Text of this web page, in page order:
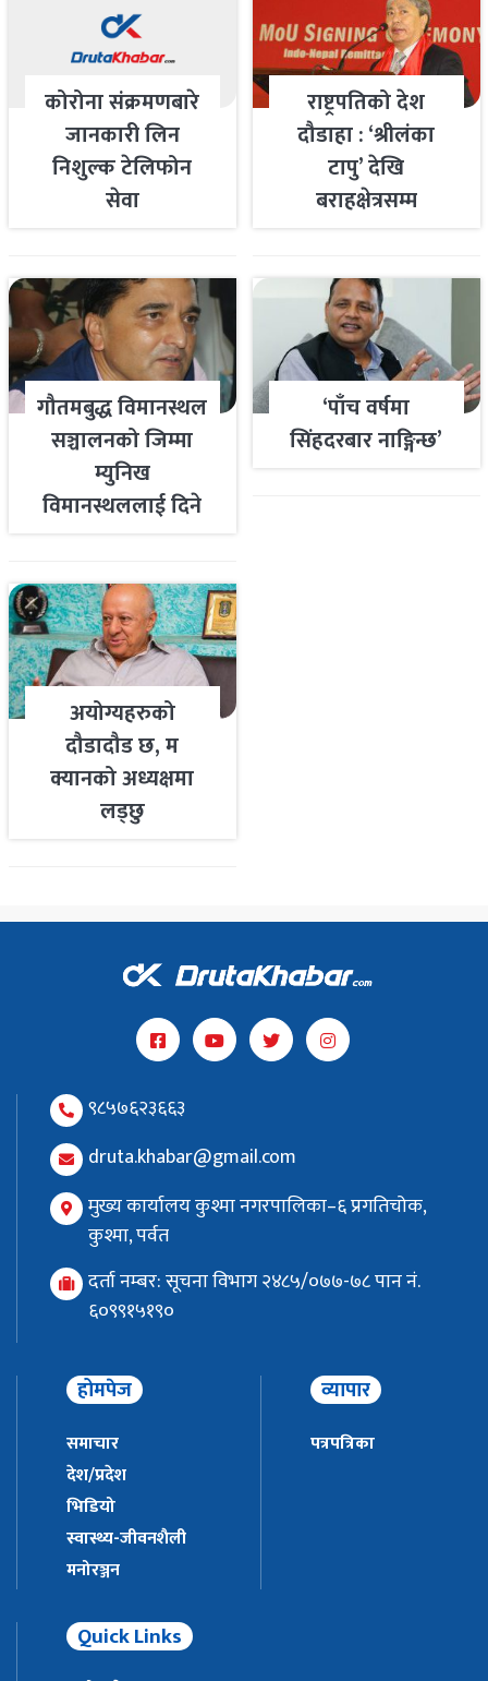
कोरोना संक्रमणबारे
जानकारी लिन
निशुल्क टेलिफोन
सेवा
राष्ट्रपतिको देश
दौडाहा : ‘श्रीलंका
टापु’ देखि
बराहक्षेत्रसम्म
गौतमबुद्ध विमानस्थल
सञ्चालनको जिम्मा
म्युनिख
विमानस्थललाई दिने
‘पाँच वर्षमा
सिंहदरबार नाङ्गिन्छ’
अयोग्यहरुको
दौडादौड छ, म
क्यानको अध्यक्षमा
लड्छु
९८५७६२३६६३
druta.khabar@gmail.com
मुख्य कार्यालय कुश्मा नगरपालिका–६ प्रगतिचोक,
कुश्मा, पर्वत
दर्ता नम्बर: सूचना विभाग २४८५/०७७-७८ पान नं.
६०९९१५१९०
होमपेज
समाचार
देश/प्रदेश
भिडियो
स्वास्थ्य-जीवनशैली
मनोरञ्जन
व्यापार
पत्रपत्रिका
Quick Links